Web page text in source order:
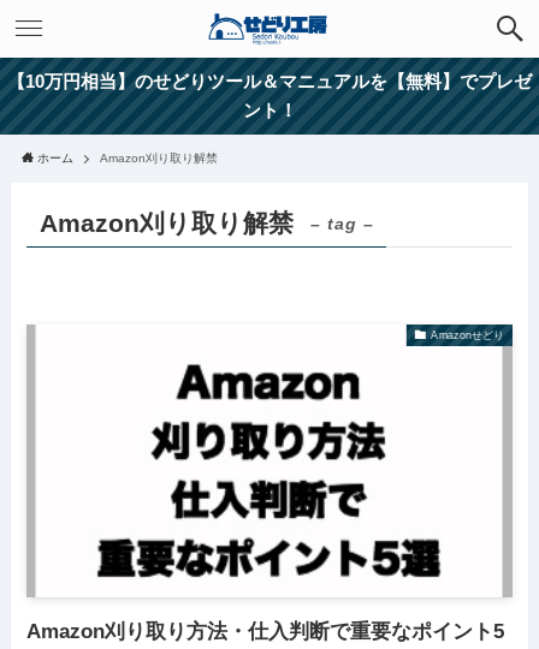
【10万円相当】のせどりツール＆マニュアルを【無料】でプレゼ
ント！
ホーム Amazon刈り取り解禁
Amazon刈り取り解禁 – tag –
Amazonせどり
Amazon刈り取り方法・仕入判断で重要なポイント5